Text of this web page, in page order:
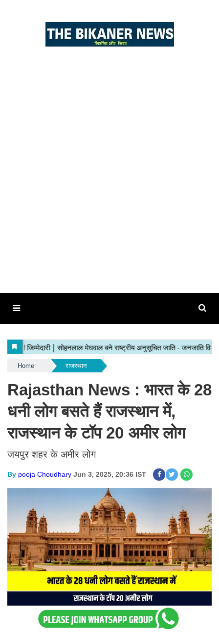
Home राजस्थान
Rajasthan News : भारत के 28
धनी लोग बसते हैं राजस्थान में,
राजस्थान के टॉप 20 अमीर लोग
जयपुर शहर के अमीर लोग
By pooja Choudhary Jun 3, 2025, 20:36 IST